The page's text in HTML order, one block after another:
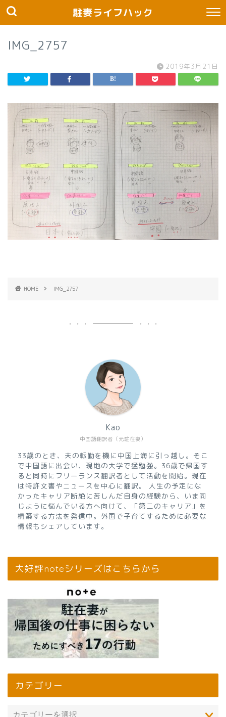
駐妻ライフハック
IMG_2757
2019年3月21日
HOME IMG_2757
中国語翻訳者（元駐在妻）
Kao
33歳のとき、夫の転勤を機に中国上海に引っ越し。そこ
で中国語に出会い、現地の大学で猛勉強。36歳で帰国す
ると同時にフリーランス翻訳者として活動を開始。現在
は特許文書やニュースを中心に翻訳。 人生の予定にな
かったキャリア断絶に苦しんだ自身の経験から、いま同
じように悩んでいる方へ向けて、「第二のキャリア」を
構築する方法を発信中。外国で子育てするために必要な
情報もシェアしています。
大好評noteシリーズはこちらから
カテゴリー